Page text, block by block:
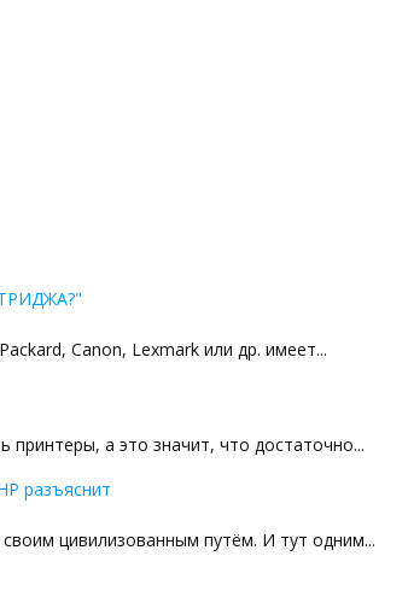
Canon, Lexmark или др. имеет...
принтеры, а это значит, что достаточно...
разъяснит
цивилизованным путём. И тут одним...